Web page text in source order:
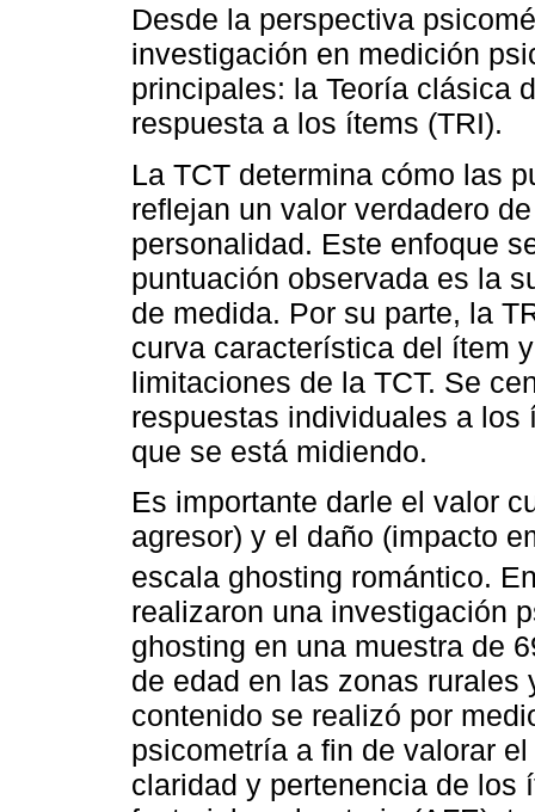
Desde la perspectiva
investigación en medición
principales: la Teoría clásica
respuesta a los ítems (TRI).
La TCT determina cómo las
reflejan un valor verdadero
personalidad. Este enfoque
puntuación observada es la
de medida. Por su parte, la
curva característica del ítem
limitaciones de la TCT. Se
respuestas individuales a
que se está midiendo.
Es importante darle el valor
agresor) y el daño (impacto
escala ghosting romántico.
realizaron una investigación
ghosting en una muestra de
de edad en las zonas
contenido se realizó por
psicometría a fin de valorar
claridad y pertenencia de los